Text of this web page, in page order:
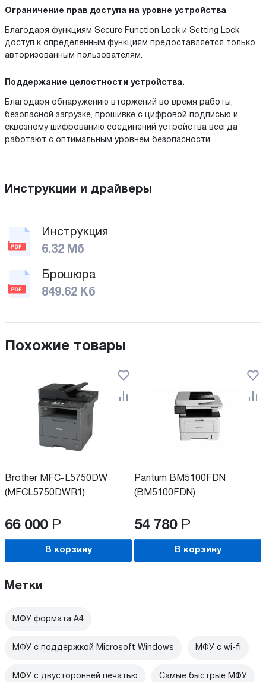
Ограничение прав доступа на уровне устройства
Благодаря функциям Secure Function Lock и Setting Lock
доступ к определенным функциям предоставляется только
авторизованным пользователям.
Поддержание целостности устройства.
Благодаря обнаружению вторжений во время работы,
безопасной загрузке, прошивке с цифровой подписью и
сквозному шифрованию соединений устройства всегда
работают с оптимальным уровнем безопасности.
Инструкции и драйверы
Инструкция
6.32 Мб
Брошюра
849.62 Кб
Похожие товары
Brother MFC-L5750DW
(MFCL5750DWR1)
66 000 Р
В корзину
Pantum BM5100FDN
(BM5100FDN)
54 780 Р
В корзину
Метки
МФУ формата А4
МФУ с поддержкой Microsoft Windows МФУ c wi-fi
МФУ с двусторонней печатью Самые быстрые МФУ